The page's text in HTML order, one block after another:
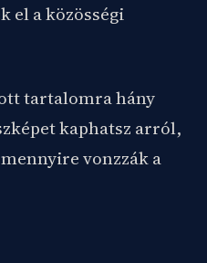
el a közösségi
tartalomra hány
kaphatsz arról,
vonzzák a